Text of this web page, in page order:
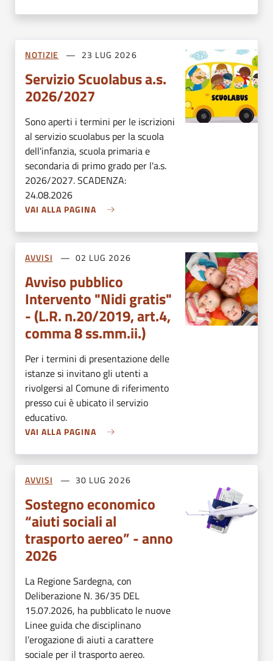
NOTIZIE 23 LUG 2026
Servizio Scuolabus a.s.
2026/2027
Sono aperti i termini per le iscrizioni
al servizio scuolabus per la scuola
dell'infanzia, scuola primaria e
secondaria di primo grado per l'a.s.
2026/2027. SCADENZA:
24.08.2026
VAI ALLA PAGINA
AVVISI 02 LUG 2026
Avviso pubblico
Intervento "Nidi gratis"
- (L.R. n.20/2019, art.4,
comma 8 ss.mm.ii.)
Per i termini di presentazione delle
istanze si invitano gli utenti a
rivolgersi al Comune di riferimento
presso cui è ubicato il servizio
educativo.
VAI ALLA PAGINA
AVVISI 30 LUG 2026
Sostegno economico
“aiuti sociali al
trasporto aereo” - anno
2026
La Regione Sardegna, con
Deliberazione N. 36/35 DEL
15.07.2026, ha pubblicato le nuove
Linee guida che disciplinano
l’erogazione di aiuti a carattere
sociale per il trasporto aereo.